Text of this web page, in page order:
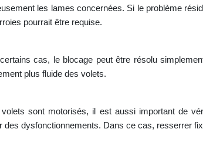
les lames concernées. Si le problème
pourrait être requise.
cas, le blocage peut être résolu
plus fluide des volets.
sont motorisés, il est aussi important de
des dysfonctionnements. Dans ce cas, resserrer